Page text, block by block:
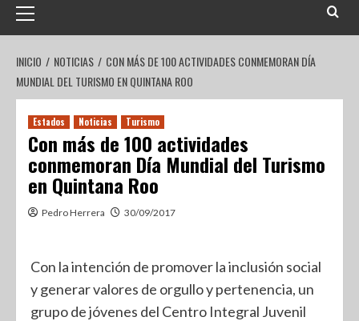
INICIO NOTICIAS
CON MÁS DE 100 ACTIVIDADES CONMEMORAN DÍA
MUNDIAL DEL TURISMO EN QUINTANA ROO
Estados Noticias Turismo
Con más de 100 actividades
conmemoran Día Mundial del Turismo
en Quintana Roo
Pedro Herrera 30/09/2017
Con la intención de promover la inclusión social
y generar valores de orgullo y pertenencia, un
grupo de jóvenes del Centro Integral Juvenil